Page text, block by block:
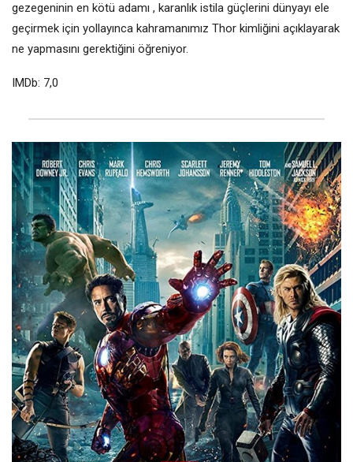
gezegeninin en kötü adamı , karanlık istila güçlerini dünyayı ele
geçirmek için yollayınca kahramanımız Thor kimliğini açıklayarak
ne yapmasını gerektiğini öğreniyor.
IMDb: 7,0